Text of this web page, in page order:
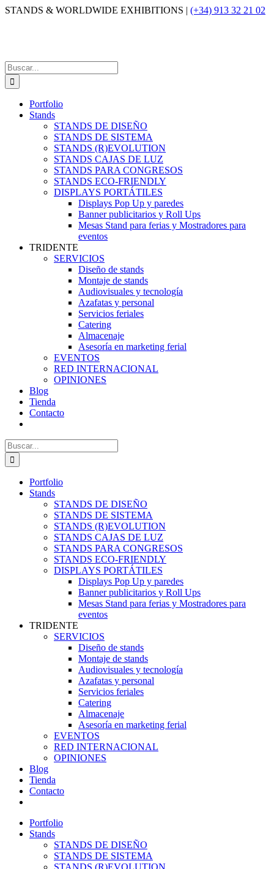
Saltar
STANDS & WORLDWIDE EXHIBITIONS | (+34) 913 32 21 02
Buscar:
Portfolio
Stands
STANDS DE DISEÑO
STANDS DE SISTEMA
STANDS (R)EVOLUTION
STANDS CAJAS DE LUZ
STANDS PARA CONGRESOS
STANDS ECO-FRIENDLY
DISPLAYS PORTÁTILES
Displays Pop Up y paredes
Banner publicitarios y Roll Ups
Mesas Stand para ferias y Mostradores para
eventos
TRIDENTE
SERVICIOS
Diseño de stands
Montaje de stands
Audiovisuales y tecnología
Azafatas y personal
Servicios feriales
Catering
Almacenaje
Asesoría en marketing ferial
EVENTOS
RED INTERNACIONAL
OPINIONES
Blog
Tienda
Contacto
Buscar:
Portfolio
Stands
STANDS DE DISEÑO
STANDS DE SISTEMA
STANDS (R)EVOLUTION
STANDS CAJAS DE LUZ
STANDS PARA CONGRESOS
STANDS ECO-FRIENDLY
DISPLAYS PORTÁTILES
Displays Pop Up y paredes
Banner publicitarios y Roll Ups
Mesas Stand para ferias y Mostradores para
eventos
TRIDENTE
SERVICIOS
Diseño de stands
Montaje de stands
Audiovisuales y tecnología
Azafatas y personal
Servicios feriales
Catering
Almacenaje
Asesoría en marketing ferial
EVENTOS
RED INTERNACIONAL
OPINIONES
Blog
Tienda
Contacto
Portfolio
Stands
STANDS DE DISEÑO
STANDS DE SISTEMA
STANDS (R)EVOLUTION